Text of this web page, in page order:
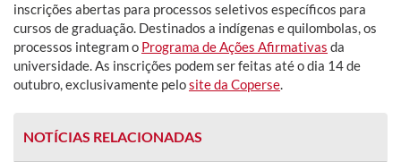
inscrições abertas para processos seletivos específicos para
cursos de graduação. Destinados a indígenas e quilombolas, os
processos integram o Programa de Ações Afirmativas da
universidade. As inscrições podem ser feitas até o dia 14 de
outubro, exclusivamente pelosite da Coperse.
NOTÍCIAS RELACIONADAS